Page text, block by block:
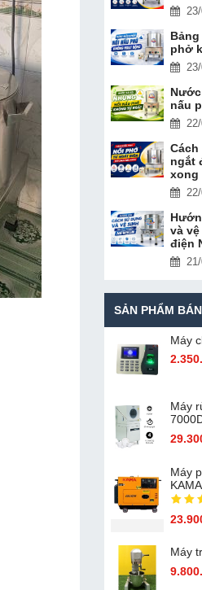
phở
nấu
ngắt
xong
và
điện
SẢN PHẨM
Máy
Máy
Máy
Máy